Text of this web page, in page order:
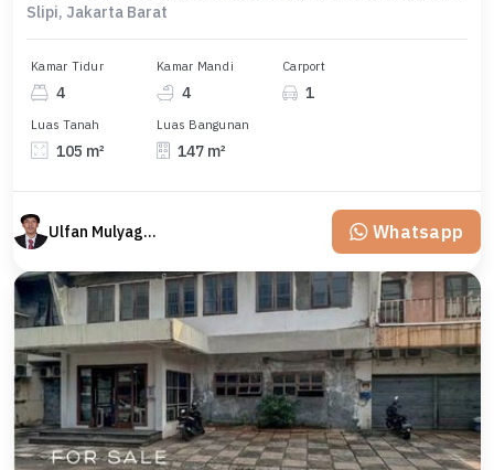
Slipi, Jakarta Barat
Kamar Tidur
4
Kamar Mandi
4
Carport
1
Luas Tanah
105 m²
Luas Bangunan
147 m²
Ulfan Mulyagan Whatsapp